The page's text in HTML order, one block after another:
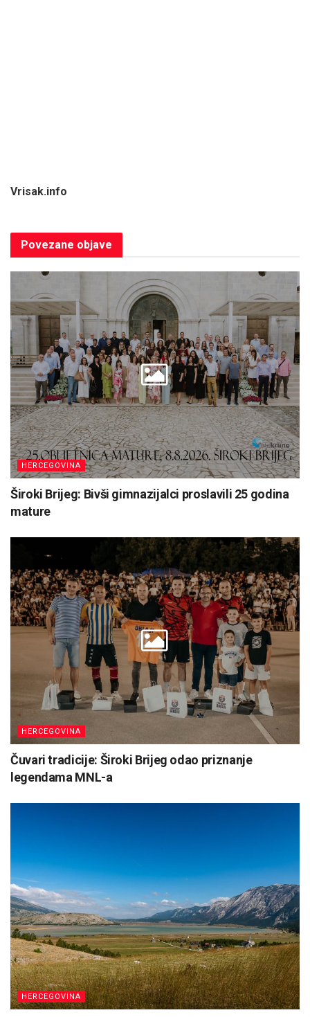
Vrisak.info
Povezane objave
HERCEGOVINA
Široki Brijeg: Bivši gimnazijalci proslavili 25 godina
mature
HERCEGOVINA
Čuvari tradicije: Široki Brijeg odao priznanje
legendama MNL-a
HERCEGOVINA